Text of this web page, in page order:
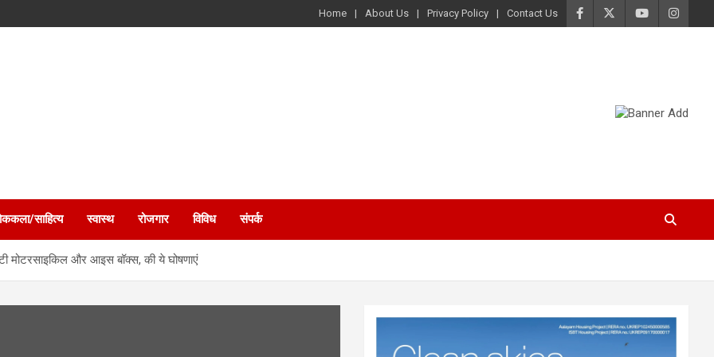
Home About Us Privacy Policy Contact Us
साहित्य स्वास्थ रोजगार विविध संपर्क
मोटरसाइकिल और आइस बॉक्स, की ये घोषणाएं